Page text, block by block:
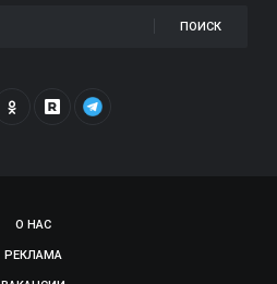
ПОИСК
О НАС
РЕКЛАМА